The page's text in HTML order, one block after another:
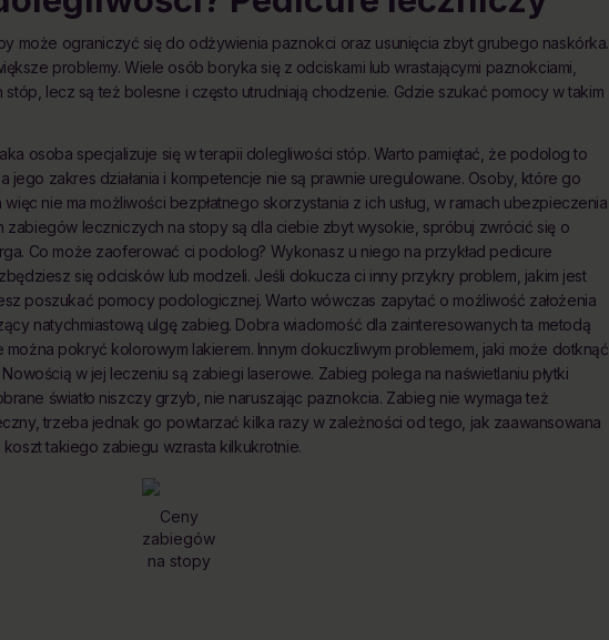
może ograniczyć się do odżywienia paznokci oraz usunięcia zbyt grubego naskórka.
problemy. Wiele osób boryka się z odciskami lub wrastającymi paznokciami,
lecz są też bolesne i często utrudniają chodzenie. Gdzie szukać pomocy w takim
osoba specjalizuje się w terapii dolegliwości stóp. Warto pamiętać, że podolog to
jego zakres działania i kompetencje nie są prawnie uregulowane. Osoby, które go
nie ma możliwości bezpłatnego skorzystania z ich usług, w ramach ubezpieczenia
leczniczych na stopy są dla ciebie zbyt wysokie, spróbuj zwrócić się o
Co może zaoferować ci podolog? Wykonasz u niego na przykład pedicure
się odcisków lub modzeli. Jeśli dokucza ci inny przykry problem, jakim jest
poszukać pomocy podologicznej. Warto wówczas zapytać o możliwość założenia
natychmiastową ulgę zabieg. Dobra wiadomość dla zainteresowanych ta metodą
można pokryć kolorowym lakierem. Innym dokuczliwym problemem, jaki może dotknąć
w jej leczeniu są zabiegi laserowe. Zabieg polega na naświetlaniu płytki
światło niszczy grzyb, nie naruszając paznokcia. Zabieg nie wymaga też
trzeba jednak go powtarzać kilka razy w zależności od tego, jak zaawansowana
takiego zabiegu wzrasta kilkukrotnie.
Ceny
zabiegów
na stopy